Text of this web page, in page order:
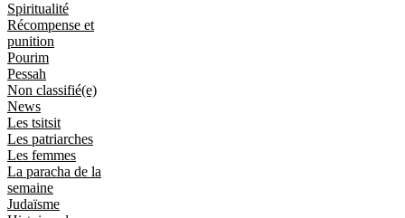
Spiritualité
Récompense et
punition
Pourim
Pessah
Non classifié(e)
News
Les tsitsit
Les patriarches
Les femmes
La paracha de la
semaine
Judaïsme